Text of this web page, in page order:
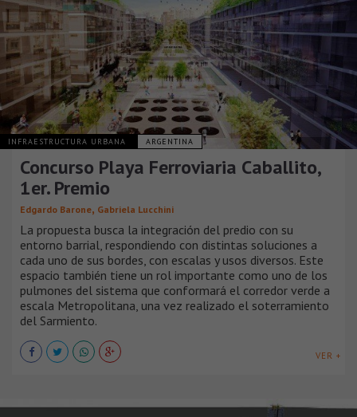
INFRAESTRUCTURA URBANA ARGENTINA
Concurso Playa Ferroviaria Caballito,
1er. Premio
Edgardo Barone, Gabriela Lucchini
La propuesta busca la integración del predio con su
entorno barrial, respondiendo con distintas soluciones a
cada uno de sus bordes, con escalas y usos diversos. Este
espacio también tiene un rol importante como uno de los
pulmones del sistema que conformará el corredor verde a
escala Metropolitana, una vez realizado el soterramiento
del Sarmiento.
VER +